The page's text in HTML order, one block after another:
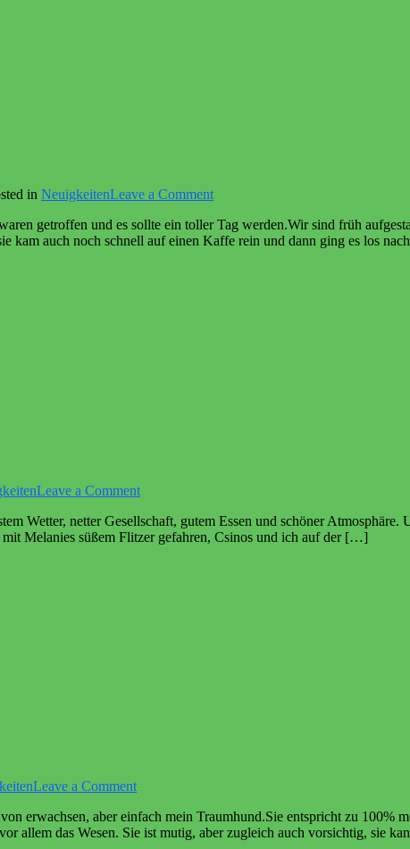
in NeuigkeitenLeave a Commenton
2025
getroffen und es sollte ein toller Tag werden.Wir sind früh
kam auch noch schnell auf einen Kaffe rein und dann ging es los
Leave a Commenton
2025
Wetter, netter Gesellschaft, gutem Essen und schöner
Melanies süßem Flitzer gefahren, Csinos und ich auf der […]
Leave a Commenton
erwachsen, aber einfach mein Traumhund.Sie entspricht zu 100%
allem das Wesen. Sie ist mutig, aber zugleich auch vorsichtig, sie